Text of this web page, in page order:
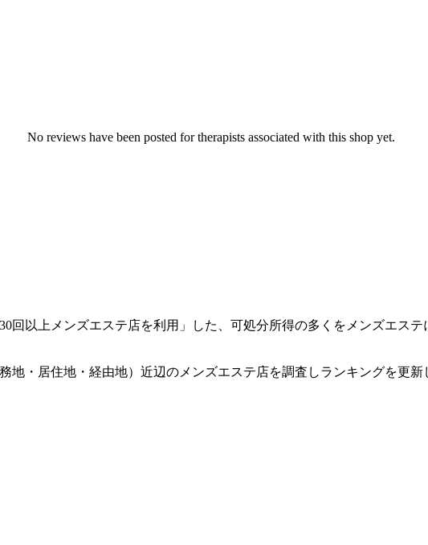
No reviews have been posted for therapists associated with this shop yet.
回以上メンズエステ店を利用」した、可処分所得の多くをメンズエス
・居住地・経由地）近辺のメンズエステ店を調査しランキングを更新